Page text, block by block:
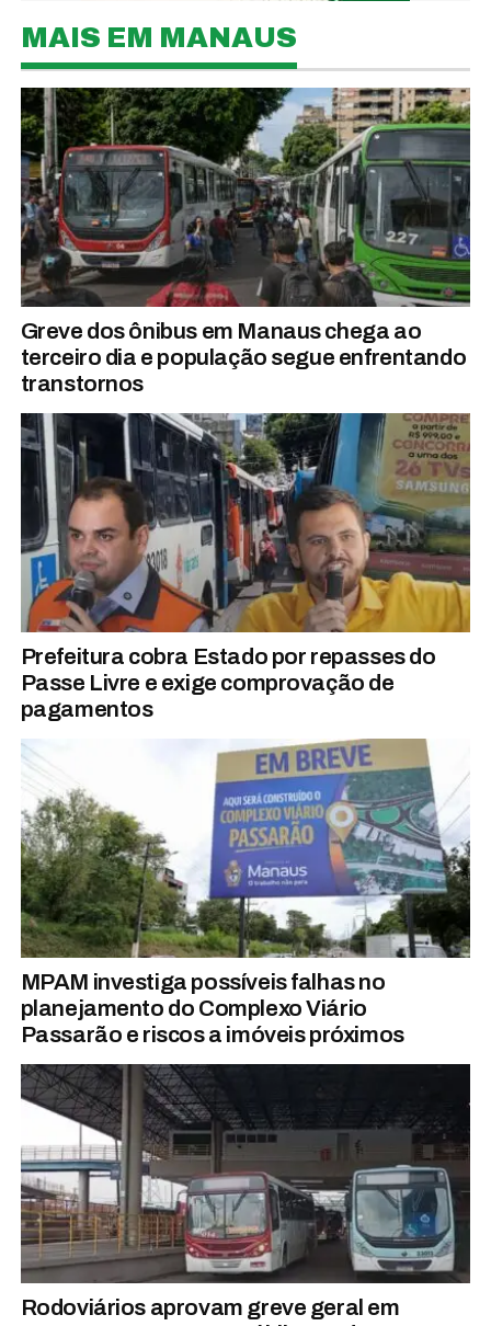
MAIS EM MANAUS
Greve dos ônibus em Manaus chega ao
terceiro dia e população segue enfrentando
transtornos
Prefeitura cobra Estado por repasses do
Passe Livre e exige comprovação de
pagamentos
MPAM investiga possíveis falhas no
planejamento do Complexo Viário
Passarão e riscos a imóveis próximos
Rodoviários aprovam greve geral em